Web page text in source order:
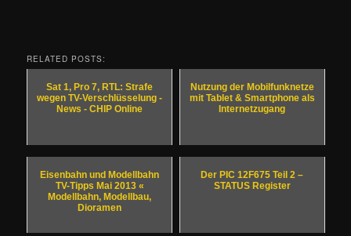
RELATED POSTS:
Sat 1, Pro 7, RTL: Strafe
wegen TV-Verschlüsselung -
News - CHIP Online
Nutzung der Mobilfunknetze
mit Tablet & Smartphone als
Internetzugang
Eisenbahn und Modellbahn
TV-Tipps Mai 2013 «
Modellbahn, Modellbau,
Dioramen
Der PIC 12F675 Teil 2 –
STATUS Register